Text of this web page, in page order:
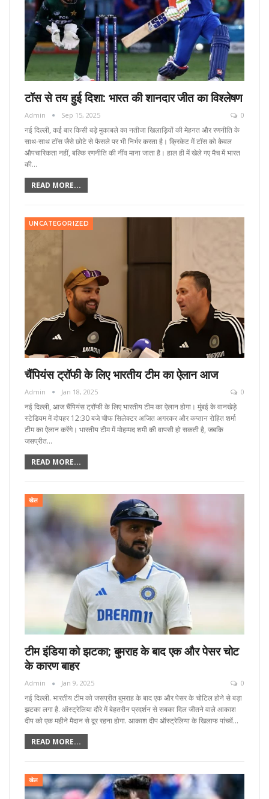
टॉस से तय हुई दिशा: भारत की शानदार जीत का विश्लेषण
Admin Sep 15, 2025 0
नई दिल्ली, कई बार किसी बड़े मुकाबले का नतीजा खिलाड़ियों की मेहनत और रणनीति के
साथ-साथ टॉस जैसे छोटे से फैसले पर भी निर्भर करता है। क्रिकेट में टॉस को केवल
औपचारिकता नहीं, बल्कि रणनीति की नींव माना जाता है। हाल ही में खेले गए मैच में भारत
की…
READ MORE...
UNCATEGORIZED
चैंपियंस ट्रॉफी के लिए भारतीय टीम का ऐलान आज
Admin Jan 18, 2025 0
नई दिल्ली, आज चैंपियंस ट्रॉफी के लिए भारतीय टीम का ऐलान होगा। मुंबई के वानखेड़े
स्टेडियम में दोपहर 12:30 बजे चीफ सिलेक्टर अजित अगरकर और कप्तान रोहित शर्मा
टीम का ऐलान करेंगे। भारतीय टीम में मोहम्मद शमी की वापसी हो सकती है, जबकि
जसप्रीत…
READ MORE...
खेल
टीम इंडिया को झटका; बुमराह के बाद एक और पेसर चोट
के कारण बाहर
Admin Jan 9, 2025 0
नई दिल्ली. भारतीय टीम को जसप्रीत बुमराह के बाद एक और पेसर के चोटिल होने से बड़ा
झटका लगा है. ऑस्ट्रेलिया दौरे में बेहतरीन प्रदर्शन से सबका दिल जीतने वाले आकाश
दीप को एक महीने मैदान से दूर रहना होगा. आकाश दीप ऑस्ट्रेलिया के खिलाफ पांचवें…
READ MORE...
खेल